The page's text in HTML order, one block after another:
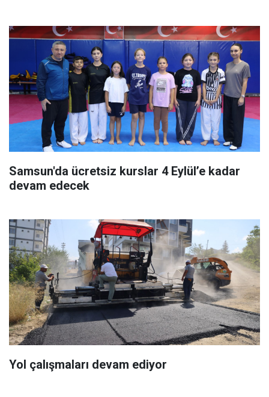
Samsun'da ücretsiz kurslar 4 Eylül’e kadar
devam edecek
Yol çalışmaları devam ediyor